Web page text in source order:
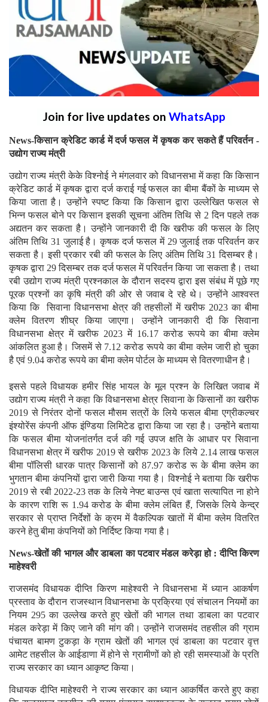
Join for live updates on WhatsApp
News-किसान क्रेडिट कार्ड में दर्ज फसल में कृषक कर सकते हैं परिवर्तन -
उद्योग राज्य मंत्री
उद्योग राज्य मंत्री केके विश्नोई ने मंगलवार को विधानसभा में कहा कि किसान
क्रेडिट कार्ड में कृषक द्वारा दर्ज कराई गई फसल का बीमा बैंकों के माध्यम से
किया जाता है। उन्होंने स्पष्ट किया कि किसान द्वारा उल्लेखित फसल से
भिन्न फसल बोने पर किसान इसकी सूचना अंतिम तिथि से 2 दिन पहले तक
अद्यतन कर सकता है। उन्होंने जानकारी दी कि खरीफ की फसल के लिए
अंतिम तिथि 31 जुलाई है। कृषक दर्ज फसल में 29 जुलाई तक परिवर्तन कर
सकता है। इसी प्रकार रबी की फसल के लिए अंतिम तिथि 31 दिसम्बर है।
कृषक द्वारा 29 दिसम्बर तक दर्ज फसल में परिवर्तन किया जा सकता है। तथा
रबी उद्योग राज्य मंत्री प्रश्नकाल के दौरान सदस्य द्वारा इस संबंध में पूछे गए
पूरक प्रश्नों का कृषि मंत्री की ओर से जवाब दे रहे थे। उन्होंने आश्वस्त
किया कि सिवाना विधानसभा क्षेत्र की तहसीलों में खरीफ 2023 का बीमा
क्लेम वितरण शीघ्र किया जाएगा। उन्होंने जानकारी दी कि सिवाना
विधानसभा क्षेत्र में खरीफ 2023 में 16.17 करोड रूपये का बीमा क्‍लेम
आंकलित हुआ है। जिसमें से 7.12 करोड रूपये का बीमा क्‍लेम जारी हो चुका
है एवं 9.04 करोड रूपये का बीमा क्‍लेम पोर्टल के माध्‍यम से वितरणाधीन है।
इससे पहले विधायक हमीर सिंह भायल के मूल प्रश्न के लिखित जवाब में
उद्योग राज्य मंत्री ने कहा कि विधानसभा क्षेत्र सिवाना के किसानों का खरीफ
2019 से निरंतर दोनों फसल मौसम सत्रों के लिये फसल बीमा एग्रीकल्‍चर
इंश्‍योरेंस कंपनी ऑफ इंण्डिया लिमिटेड द्वारा किया जा रहा है। उन्होंने बताया
कि फसल बीमा योजनांतर्गत दर्ज की गई उपज क्षति के आधार पर सिवाना
विधानसभा क्षेत्र में खरीफ 2019 से खरीफ 2023 के लिये 2.14 लाख फसल
बीमा पॉलिसी धारक पात्र किसानों को 87.97 करोड रू के बीमा क्‍लेम का
भुगतान बीमा कंपनियों द्वारा जारी किया गया है। विश्नोई ने बताया कि खरीफ
2019 से रबी 2022-23 तक के लिये नेफ्ट बाउन्‍स एवं खाता सत्‍यापित ना होने
के कारण राशि रू 1.94 करोड के बीमा क्‍लेम लंबित हैं, जिसके लिये केन्द्र
सरकार से प्राप्‍त निर्देशों के क्रम में वैकल्पिक खातों में बीमा क्‍लेम वितरित
करने हेतु बीमा कंपनियों को निर्दिष्‍ट किया गया है।
News-खेतों की भागल और डाबला का पटवार मंडल करेड़ा हो :दीप्ति किरण
माहेश्वरी
राजसमंद विधायक दीप्ति किरण माहेश्वरी ने विधानसभा में ध्यान आकर्षण
प्रस्ताव के दौरान राजस्थान विधानसभा के प्रक्रिया एवं संचालन नियमों का
नियम 295 का उल्लेख करते हुए खेतों की भागल तथा डाबला का पटवार
मंडल करेड़ा में किए जाने की मांग की। उन्होंने राजसमंद तहसील की ग्राम
पंचायत बामण टुकड़ा के ग्राम खेतों की भागल एवं डाबला का पटवार वृत्त
आमेट तहसील के आईडाणा में होने से ग्रामीणों को हो रही समस्याओं के प्रति
राज्य सरकार का ध्यान आकृष्ट किया।
विधायक दीप्ति माहेश्वरी ने राज्य सरकार का ध्यान आकर्षित करते हुए कहा